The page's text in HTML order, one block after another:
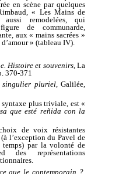
en scène par quelques
« Les Mains de
remodelées, qui
de communarde,
aux « mains sacrées »
» (tableau IV).
Histoire et souvenirs, La
370-371
singulier pluriel, Galilée,
plus triviale, est «
que esté reñida con la
de voix résistantes
l’exception du Pavel de
par la volonté de
des représentations
ce que le contemporain ?